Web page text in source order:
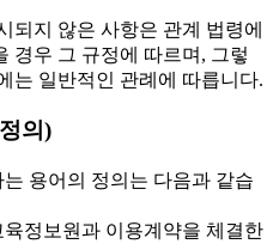
되지 않은 사항은 관계 법령에
경우 그 규정에 따르며, 그렇
는 일반적인 관례에 따릅니다.
의)
용어의 정의는 다음과 같습
정보원과 이용계약을 체결한